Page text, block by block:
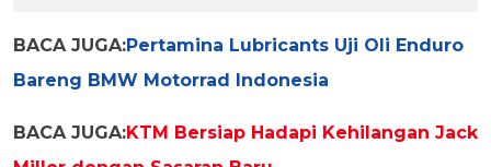
BACA JUGA:Pertamina Lubricants Uji Oli Enduro
Bareng BMW Motorrad Indonesia
BACA JUGA:KTM Bersiap Hadapi Kehilangan Jack